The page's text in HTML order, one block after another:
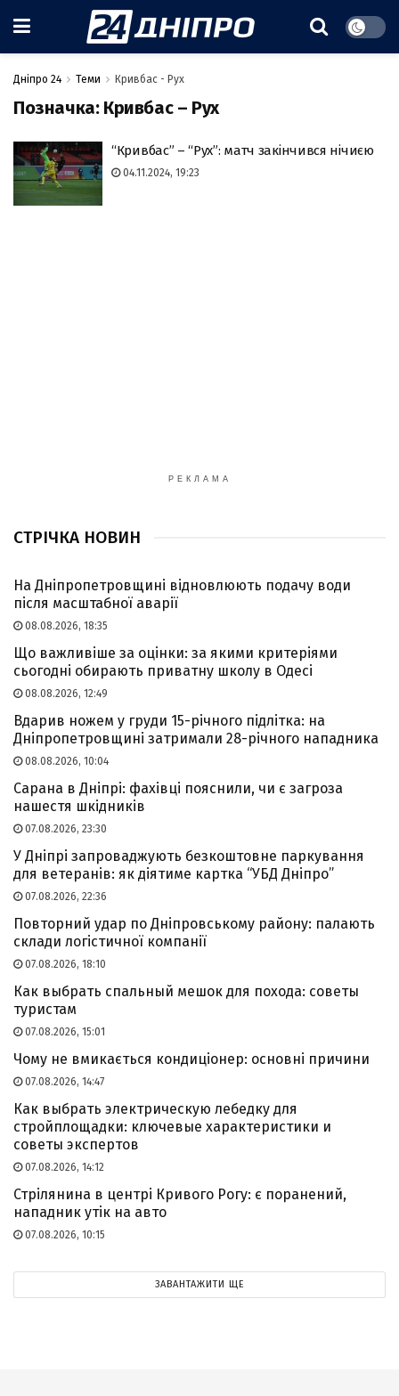
Дніпро 24 Теми Кривбас - Рух
Позначка: Кривбас – Рух
“Кривбас” – “Рух”: матч закінчився нічиєю
04.11.2024, 19:23
РЕКЛАМА
СТРІЧКА НОВИН
На Дніпропетровщині відновлюють подачу води
після масштабної аварії
08.08.2026, 18:35
Що важливіше за оцінки: за якими критеріями
сьогодні обирають приватну школу в Одесі
08.08.2026, 12:49
Вдарив ножем у груди 15-річного підлітка: на
Дніпропетровщині затримали 28-річного нападника
08.08.2026, 10:04
Сарана в Дніпрі: фахівці пояснили, чи є загроза
нашестя шкідників
07.08.2026, 23:30
У Дніпрі запроваджують безкоштовне паркування
для ветеранів: як діятиме картка “УБД Дніпро”
07.08.2026, 22:36
Повторний удар по Дніпровському району: палають
склади логістичної компанії
07.08.2026, 18:10
Как выбрать спальный мешок для похода: советы
туристам
07.08.2026, 15:01
Чому не вмикається кондиціонер: основні причини
07.08.2026, 14:47
Как выбрать электрическую лебедку для
стройплощадки: ключевые характеристики и
советы экспертов
07.08.2026, 14:12
Стрілянина в центрі Кривого Рогу: є поранений,
нападник утік на авто
07.08.2026, 10:15
ЗАВАНТАЖИТИ ЩЕ